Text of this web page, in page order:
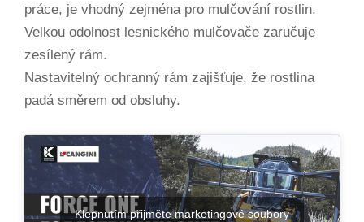
práce, je vhodný zejména pro mulčování rostlin.
Velkou odolnost lesnického mulčovače zaručuje
zesílený rám.
Nastavitelný ochranný rám zajišťuje, že rostlina
padá směrem od obsluhy.
Klepnutím přijměte marketingové soubory